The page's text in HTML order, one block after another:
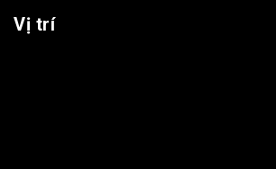
Vị trí